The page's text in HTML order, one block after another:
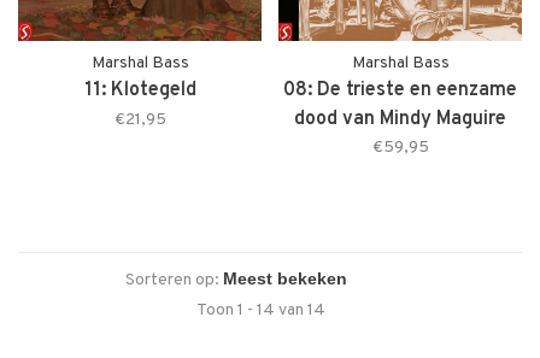
Marshal Bass
11: Klotegeld
€21,95
Marshal Bass
08: De trieste en eenzame
dood van Mindy Maguire
COLLECTORS EDITION
€59,95
Sorteren op:
Toon 1 - 14 van 14